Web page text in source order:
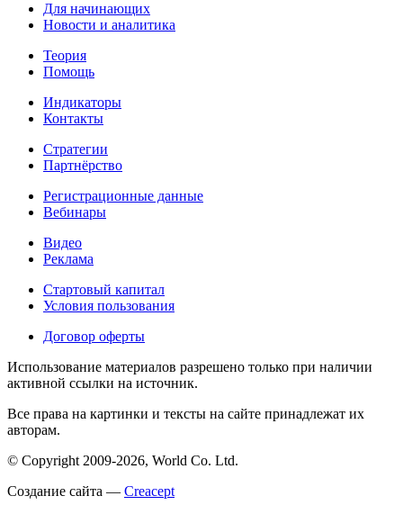
Для начинающих
Новости и аналитика
Теория
Помощь
Индикаторы
Контакты
Стратегии
Партнёрство
Регистрационные данные
Вебинары
Видео
Реклама
Стартовый капитал
Условия пользования
Договор оферты
Использование материалов разрешено только при наличии
активной ссылки на источник.
Все права на картинки и тексты на сайте принадлежат их
авторам.
© Copyright 2009-2026, World Co. Ltd.
Создание сайта — Creacept